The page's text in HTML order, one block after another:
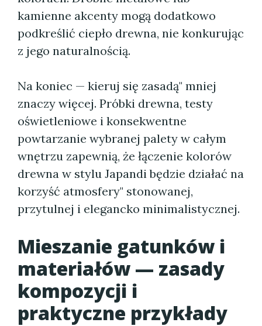
kamienne akcenty mogą dodatkowo
podkreślić ciepło drewna, nie konkurując
z jego naturalnością.
Na koniec — kieruj się zasadą" mniej
znaczy więcej. Próbki drewna, testy
oświetleniowe i konsekwentne
powtarzanie wybranej palety w całym
wnętrzu zapewnią, że łączenie kolorów
drewna w stylu Japandi będzie działać na
korzyść atmosfery" stonowanej,
przytulnej i elegancko minimalistycznej.
Mieszanie gatunków i
materiałów — zasady
kompozycji i
praktyczne przykłady